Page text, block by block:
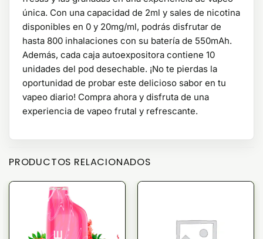
única. Con una capacidad de 2ml y sales de nicotina
disponibles en 0 y 20mg/ml, podrás disfrutar de
hasta 800 inhalaciones con su batería de 550mAh.
Además, cada caja autoexpositora contiene 10
unidades del pod desechable. ¡No te pierdas la
oportunidad de probar este delicioso sabor en tu
vapeo diario! Compra ahora y disfruta de una
experiencia de vapeo frutal y refrescante.
PRODUCTOS RELACIONADOS